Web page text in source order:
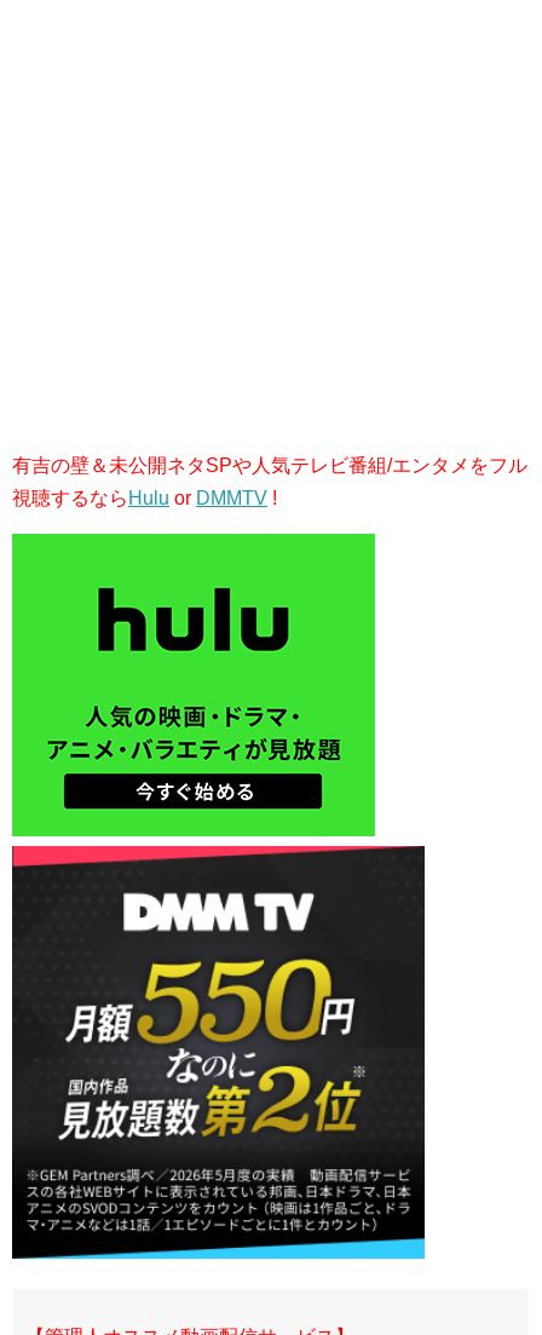
有吉の壁＆未公開ネタSPや人気テレビ番組/エンタメをフル
視聴するなら Hulu or DMMTV !